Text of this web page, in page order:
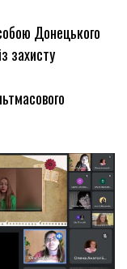
Донецького
захисту